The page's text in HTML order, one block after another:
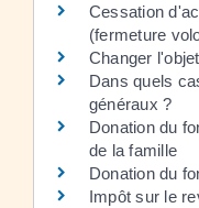
Cessation
(fermeture
Changer
Dans quels
généraux ?
Donation du
de la famille
Donation du
Impôt sur le